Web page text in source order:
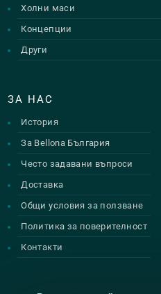
Холни маси
Концепции
Други
ЗА НАС
История
За Bellona България
Често задавани въпроси
Доставка
Общи условия за ползване
Политика за поверителност
Контакти